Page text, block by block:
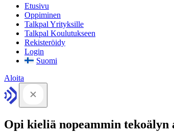
Etusivu
Oppiminen
Talkpal Yrityksille
Talkpal Koulutukseen
Rekisteröidy
Login
Suomi
Aloita
Opi kieliä nopeammin tekoälyn